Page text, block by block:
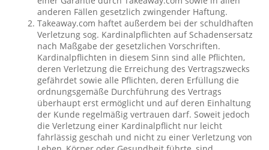
anderen Fällen gesetzlich zwingender Haftung.
Takeaway.com haftet außerdem bei der schuldhaften
Verletzung sog. Kardinalpflichten auf Schadensersatz
nach Maßgabe der gesetzlichen Vorschriften.
Kardinalpflichten in diesem Sinn sind alle Pflichten,
deren Verletzung die Erreichung des Vertragszwecks
gefährdet sowie alle Pflichten, deren Erfüllung die
ordnungsgemäße Durchführung des Vertrags
überhaupt erst ermöglicht und auf deren Einhaltung
der Kunde regelmäßig vertrauen darf. Soweit jedoch
die Verletzung einer Kardinalpflicht nur leicht
fahrlässig geschah und nicht zu einer Verletzung von